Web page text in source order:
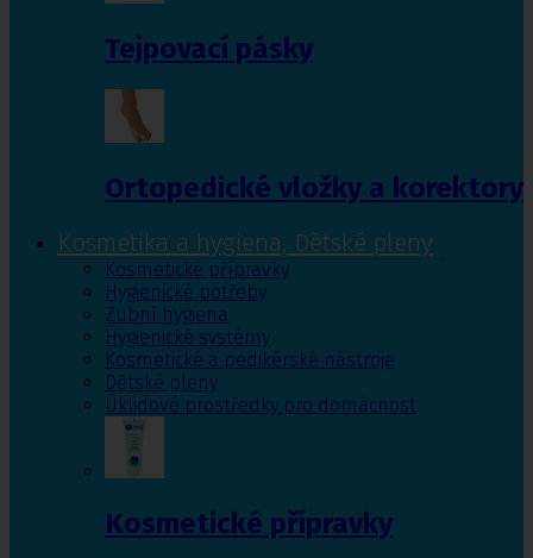
Tejpovací pásky
Ortopedické vložky a korektory
Kosmetika a hygiena, Dětské pleny
Kosmetické přípravky
Hygienické potřeby
Zubní hygiena
Hygienické systémy
Kosmetické a pedikérské nástroje
Dětské pleny
Úklidové prostředky pro domácnost
Kosmetické přípravky